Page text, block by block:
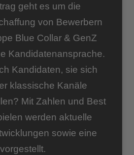
geht es um die
von Bewerbern
Blue Collar & GenZ
Kandidatenansprache.
Kandidaten, sie sich
klassische Kanäle
Mit Zahlen und Best
werden aktuelle
sowie eine